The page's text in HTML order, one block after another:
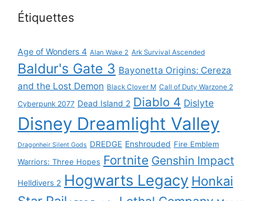
Étiquettes
Age of Wonders 4 Alan Wake 2 Ark Survival Ascended
Baldur's Gate 3 Bayonetta Origins: Cereza
and the Lost Demon Black Clover M Call of Duty Warzone 2
Cyberpunk 2077 Dead Island 2 Diablo 4 Dislyte
Disney Dreamlight Valley
Dragonheir Silent Gods DREDGE Enshrouded Fire Emblem
Warriors: Three Hopes Fortnite Genshin Impact
Helldivers 2 Hogwarts Legacy Honkai